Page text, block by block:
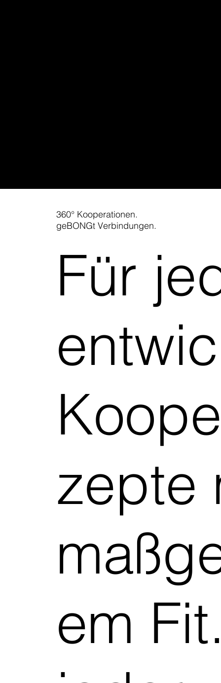
360° Kooperationen.
geBONGt Verbindungen.
Für
zepte
em